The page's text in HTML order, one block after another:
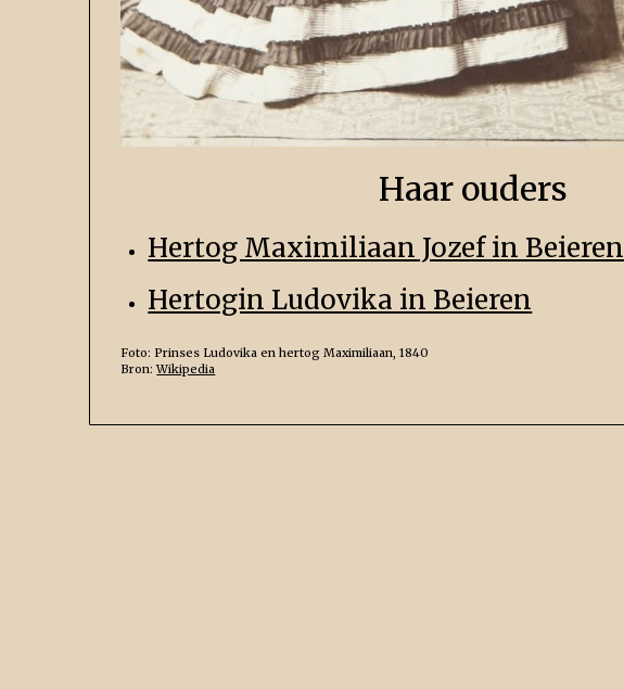
Haar ouders
Hertog Maximiliaan Jozef in Beieren
Hertogin Ludovika in Beieren
Foto: Prinses Ludovika en hertog Maximiliaan, 1840
Bron:Wikipedia